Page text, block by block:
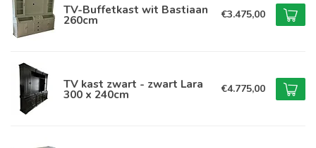
TV-Buffetkast wit Bastiaan
260cm €3.475,00
TV kast zwart - zwart Lara
300 x 240cm €4.775,00